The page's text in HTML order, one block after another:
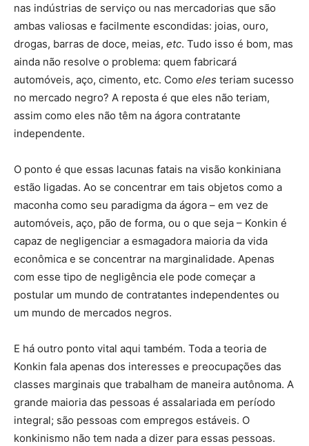
nas indústrias de serviço ou nas mercadorias que são
ambas valiosas e facilmente escondidas: joias, ouro,
drogas, barras de doce, meias, etc. Tudo isso é bom, mas
ainda não resolve o problema: quem fabricará
automóveis, aço, cimento, etc. Como eles teriam sucesso
no mercado negro? A reposta é que eles não teriam,
assim como eles não têm na ágora contratante
independente.
O ponto é que essas lacunas fatais na visão konkiniana
estão ligadas. Ao se concentrar em tais objetos como a
maconha como seu paradigma da ágora – em vez de
automóveis, aço, pão de forma, ou o que seja – Konkin é
capaz de negligenciar a esmagadora maioria da vida
econômica e se concentrar na marginalidade. Apenas
com esse tipo de negligência ele pode começar a
postular um mundo de contratantes independentes ou
um mundo de mercados negros.
E há outro ponto vital aqui também. Toda a teoria de
Konkin fala apenas dos interesses e preocupações das
classes marginais que trabalham de maneira autônoma. A
grande maioria das pessoas é assalariada em período
integral; são pessoas com empregos estáveis. O
konkinismo não tem nada a dizer para essas pessoas.